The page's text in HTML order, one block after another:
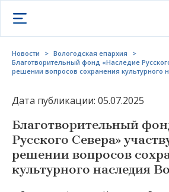
Открыть меню
Новости > Вологодская епархия
>
Благотворительный фонд «Наследие
решении вопросов сохранения культурного
Дата публикации: 05.07.2025
Благотворительный
Русского Севера»
решении вопросов
культурного наследия